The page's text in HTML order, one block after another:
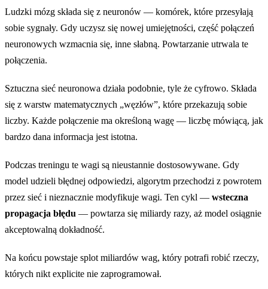
Ludzki mózg składa się z neuronów — komórek, które przesyłają
sobie sygnały. Gdy uczysz się nowej umiejętności, część połączeń
neuronowych wzmacnia się, inne słabną. Powtarzanie utrwala te
połączenia.
Sztuczna sieć neuronowa działa podobnie, tyle że cyfrowo. Składa
się z warstw matematycznych „węzłów”, które przekazują sobie
liczby. Każde połączenie ma określoną wagę — liczbę mówiącą, jak
bardzo dana informacja jest istotna.
Podczas treningu te wagi są nieustannie dostosowywane. Gdy
model udzieli błędnej odpowiedzi, algorytm przechodzi z powrotem
przez sieć i nieznacznie modyfikuje wagi. Ten cykl — wsteczna
propagacja błędu — powtarza się miliardy razy, aż model osiągnie
akceptowalną dokładność.
Na końcu powstaje splot miliardów wag, który potrafi robić rzeczy,
których nikt explicite nie zaprogramował.